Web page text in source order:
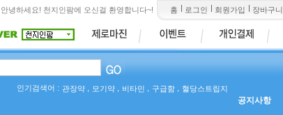
안녕하세요! 천지인팜에 오신걸 환영합니다~! 홈 로그인 회원가입 장바구니
인기검색어 : 관장약 모기약 비타민 구급함 혈당스트립지
공지사항